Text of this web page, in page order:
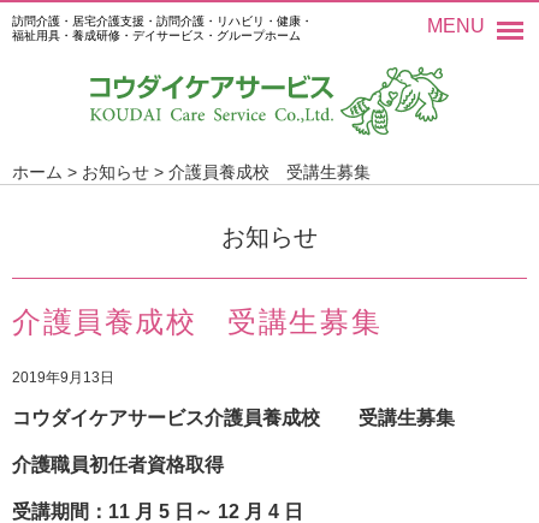
訪問介護・居宅介護支援・訪問介護・リハビリ・健康・
福祉用具・養成研修・デイサービス・グループホーム
MENU
ホーム > お知らせ > 介護員養成校 受講生募集
お知らせ
介護員養成校 受講生募集
2019年9月13日
コウダイケアサービス介護員養成校 受講生募集
介護職員初任者資格取得
受講期間 ： 11 月 5 日～ 12 月 4 日